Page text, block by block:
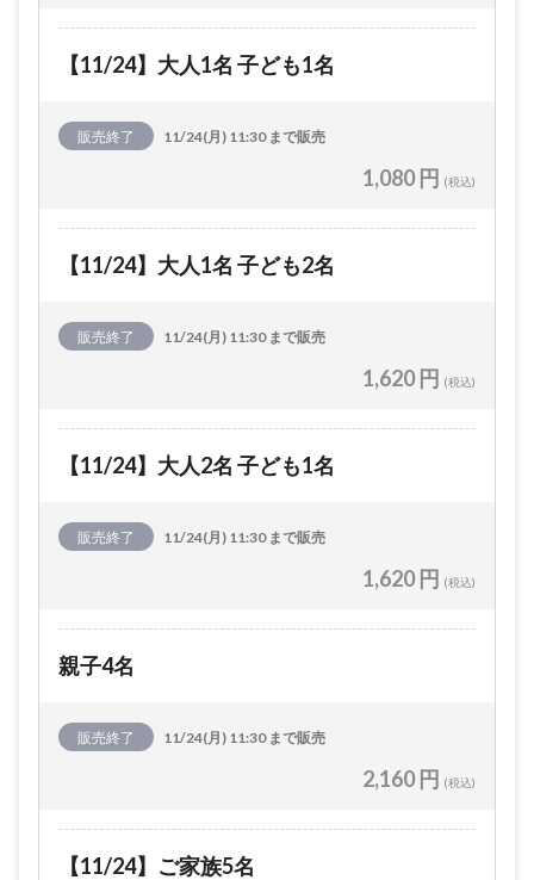
【11/24】大人1名 子ども1名
販売終了 11/24(月) 11:30 まで販売
1,080 円 (税込)
【11/24】大人1名 子ども2名
販売終了 11/24(月) 11:30 まで販売
1,620 円 (税込)
【11/24】大人2名 子ども1名
販売終了 11/24(月) 11:30 まで販売
1,620 円 (税込)
親子4名
販売終了 11/24(月) 11:30 まで販売
2,160 円 (税込)
【11/24】ご家族5名